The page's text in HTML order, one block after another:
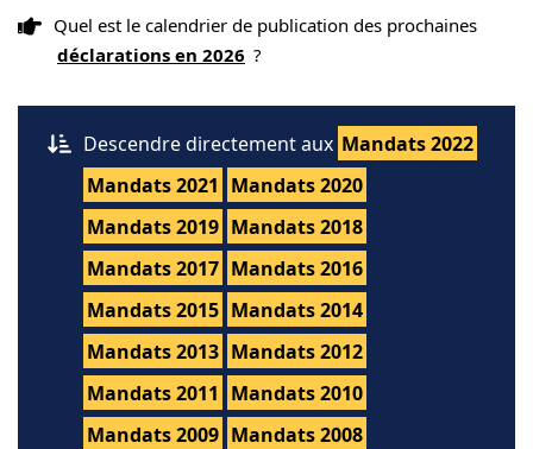
Quel est le calendrier de publication des prochaines
déclarations en 2026 ?
Descendre directement aux Mandats 2022
Mandats 2021 Mandats 2020
Mandats 2019 Mandats 2018
Mandats 2017 Mandats 2016
Mandats 2015 Mandats 2014
Mandats 2013 Mandats 2012
Mandats 2011 Mandats 2010
Mandats 2009 Mandats 2008